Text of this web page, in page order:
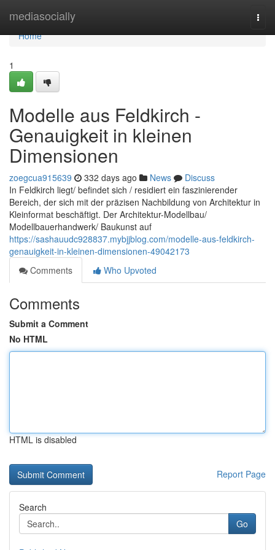
mediasocially
Home
Home
1
Modelle aus Feldkirch -
Genauigkeit in kleinen
Dimensionen
zoegcua915639 332 days ago News
Discuss
In Feldkirch liegt/ befindet sich / residiert ein faszinierender
Bereich, der sich mit der präzisen Nachbildung von Architektur in
Kleinformat beschäftigt. Der Architektur-Modellbau/
Modellbauerhandwerk/ Baukunst auf
https://sashauudc928837.mybjjblog.com/modelle-aus-feldkirch-
genauigkeit-in-kleinen-dimensionen-49042173
Comments
Who Upvoted
Comments
Submit a Comment
No HTML
HTML is disabled
Report Page
Search
Go